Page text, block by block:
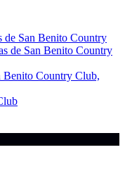
Benito Country Club,